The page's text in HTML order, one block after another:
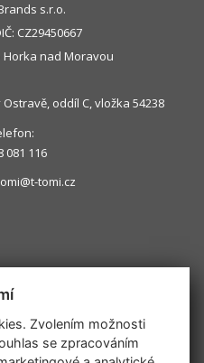
s.r.o.
CZ29450667
Horka nad Moravou
oddíl C, vložka 54238
081 116
tomi.cz
OK
Zvolením možnosti
se zpracováním